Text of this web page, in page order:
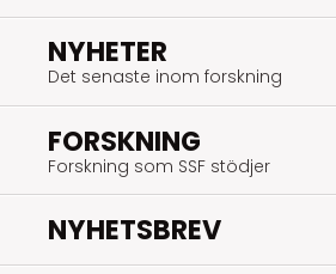
NYHETER
Det senaste inom forskning
FORSKNING
Forskning som SSF stödjer
NYHETSBREV